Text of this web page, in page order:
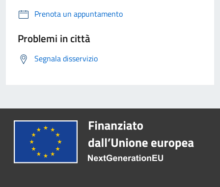
Prenota un appuntamento
Problemi in città
Segnala disservizio